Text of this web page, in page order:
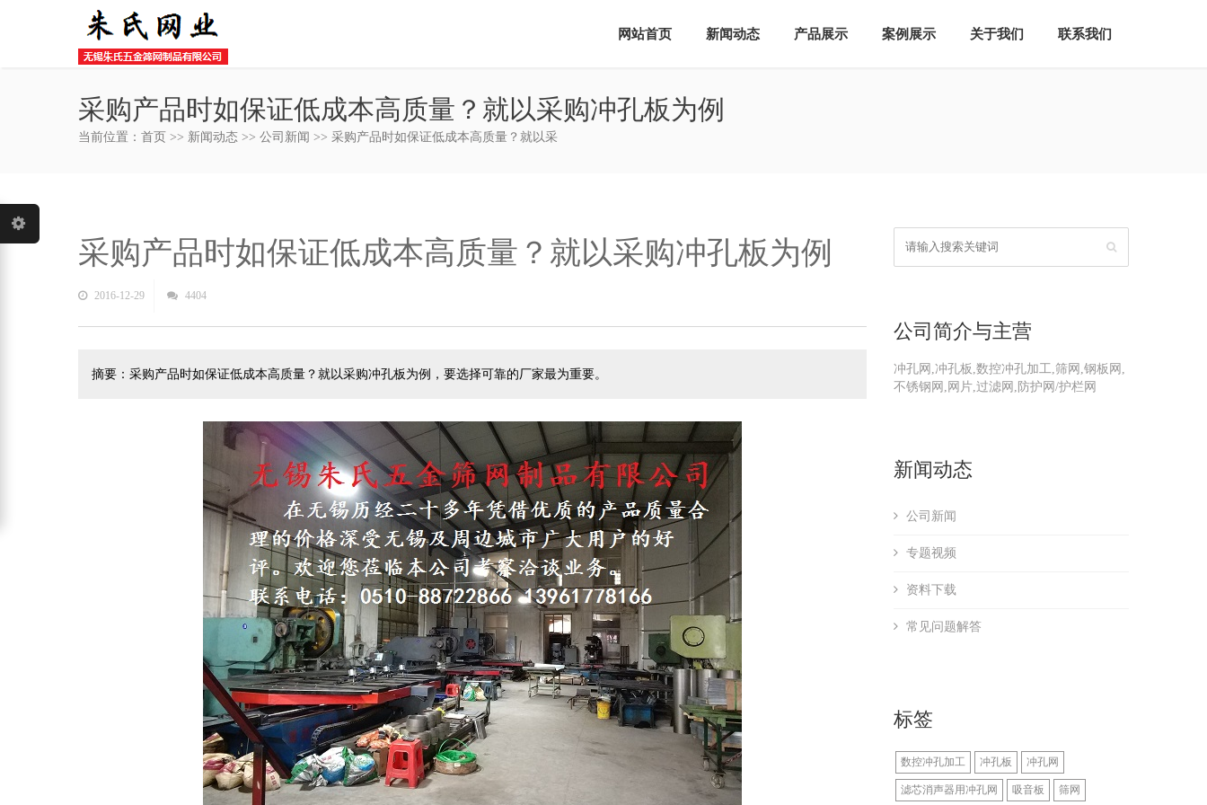
网站首页 新闻动态 产品展示 案例展示 关于我们 联系我们
采购产品时如保证低成本高质量？就以采购冲孔板为例
当前位置： 首页 >> 新闻动态 >> 公司新闻 >> 采购产品时如保证低成本高质量？就以采
采购产品时如保证低成本高质量？就以采购冲孔板为例
2016-12-29 4404
摘要：采购产品时如保证低成本高质量？就以采购冲孔板为例，要选择可靠的厂家最为重要。
公司简介与主营
冲孔网,冲孔板,数控冲孔加工,筛网,钢板网,
不锈钢网,网片,过滤网,防护网/护栏网
新闻动态
公司新闻
专题视频
资料下载
常见问题解答
标签
数控冲孔加工 冲孔板 冲孔网
滤芯消声器用冲孔网 吸音板 筛网